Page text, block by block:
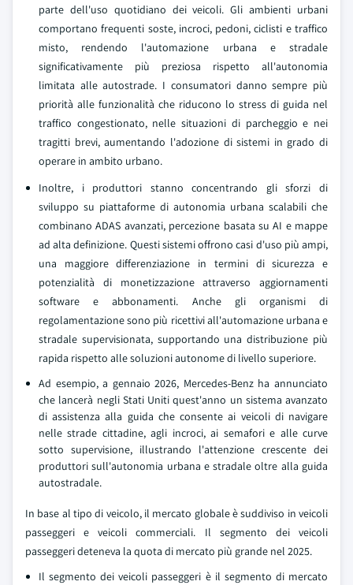
parte dell'uso quotidiano dei veicoli. Gli ambienti urbani
comportano frequenti soste, incroci, pedoni, ciclisti e traffico
misto, rendendo l'automazione urbana e stradale
significativamente più preziosa rispetto all'autonomia
limitata alle autostrade. I consumatori danno sempre più
priorità alle funzionalità che riducono lo stress di guida nel
traffico congestionato, nelle situazioni di parcheggio e nei
tragitti brevi, aumentando l'adozione di sistemi in grado di
operare in ambito urbano.
Inoltre, i produttori stanno concentrando gli sforzi di
sviluppo su piattaforme di autonomia urbana scalabili che
combinano ADAS avanzati, percezione basata su AI e mappe
ad alta definizione. Questi sistemi offrono casi d'uso più ampi,
una maggiore differenziazione in termini di sicurezza e
potenzialità di monetizzazione attraverso aggiornamenti
software e abbonamenti. Anche gli organismi di
regolamentazione sono più ricettivi all'automazione urbana e
stradale supervisionata, supportando una distribuzione più
rapida rispetto alle soluzioni autonome di livello superiore.
Ad esempio, a gennaio 2026, Mercedes-Benz ha annunciato
che lancerà negli Stati Uniti quest'anno un sistema avanzato
di assistenza alla guida che consente ai veicoli di navigare
nelle strade cittadine, agli incroci, ai semafori e alle curve
sotto supervisione, illustrando l'attenzione crescente dei
produttori sull'autonomia urbana e stradale oltre alla guida
autostradale.
In base al tipo di veicolo, il mercato globale è suddiviso in veicoli
passeggeri e veicoli commerciali. Il segmento dei veicoli
passeggeri deteneva la quota di mercato più grande nel 2025.
Il segmento dei veicoli passeggeri è il segmento di mercato